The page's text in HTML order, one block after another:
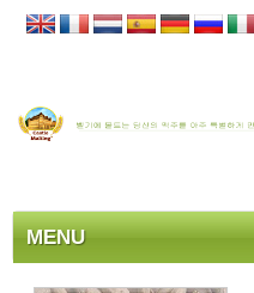
MENU